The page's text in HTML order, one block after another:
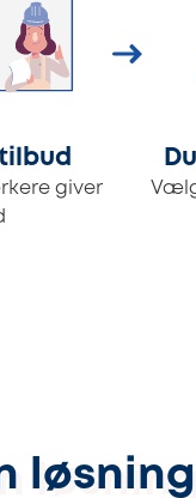
giver
løsning